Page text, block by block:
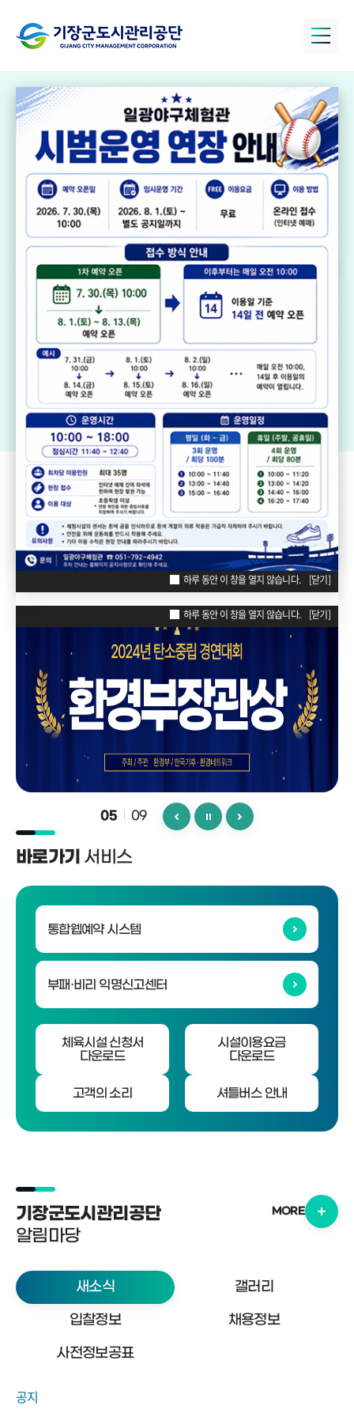
하루 동안 이 창을 열지 않습니다. [닫기]
하루 동안 이 창을 열지 않습니다. [닫기]
하루 동안 이 창을 열지 않습니다. [닫기]
정관아쿠아드림 파크
기장생활체육센터
국민체육센터
드림볼파크 장안천가족휴게공원
리틀·소프트볼구장
POPUPZONE
05 09
바로가기 서비스
통합웹예약 시스템
부패·비리 익명신고센터
체육시설 신청서
다운로드
시설이용요금
다운로드
고객의 소리 셔틀버스 안내
기장군도시관리공단
알림마당
새소식
갤러리
입찰정보
채용정보
사전정보공표
공지
MORE